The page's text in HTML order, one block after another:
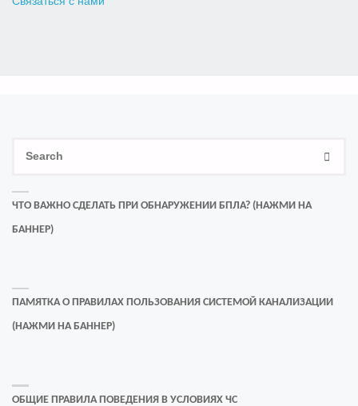
ЧТО ВАЖНО СДЕЛАТЬ ПРИ ОБНАРУЖЕНИИ БПЛА? (НАЖМИ НА
БАННЕР)
ПАМЯТКА О ПРАВИЛАХ ПОЛЬЗОВАНИЯ СИСТЕМОЙ КАНАЛИЗАЦИИ
(НАЖМИ НА БАННЕР)
ОБЩИЕ ПРАВИЛА ПОВЕДЕНИЯ В УСЛОВИЯХ ЧС